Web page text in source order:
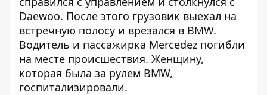
Daewoo. После этого грузовик выехал на
встречную полосу и врезался в BMW.
Водитель и пассажирка Mercedez погибли
на месте происшествия. Женщину,
которая была за рулем BMW,
госпитализировали.